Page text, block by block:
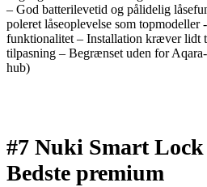
– God batterilevetid og pålidelig
poleret låseoplevelse som
funktionalitet – Installation kræver lidt
tilpasning – Begrænset uden for
hub)
#7 Nuki Smart Lock
Bedste premium